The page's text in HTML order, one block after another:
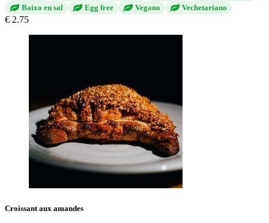
Baixo en sal
Egg free Vegano Vechetariano
€ 2.75
Croissant aux amandes